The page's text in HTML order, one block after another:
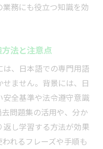
務にも役立つ知識を効
法と注意点
、日本語での専門用語
ません。背景には、日
全基準や法令遵守意識
問題集の活用や、分か
返し学習する方法が効果
れるフレーズや手順も